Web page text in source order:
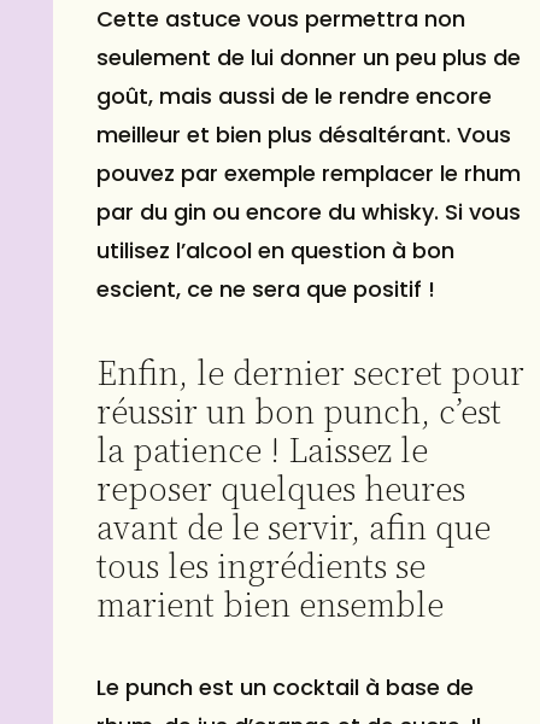
Cette astuce vous permettra non
seulement de lui donner un peu plus de
goût, mais aussi de le rendre encore
meilleur et bien plus désaltérant. Vous
pouvez par exemple remplacer le rhum
par du gin ou encore du whisky. Si vous
utilisez l’alcool en question à bon
escient, ce ne sera que positif !
Enfin, le dernier secret pour
réussir un bon punch, c’est
la patience ! Laissez le
reposer quelques heures
avant de le servir, afin que
tous les ingrédients se
marient bien ensemble
Le punch est un cocktail à base de